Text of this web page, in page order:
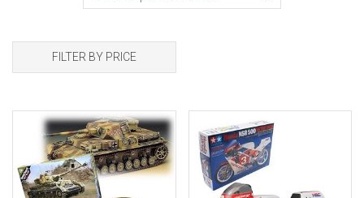
latest
FILTER BY PRICE